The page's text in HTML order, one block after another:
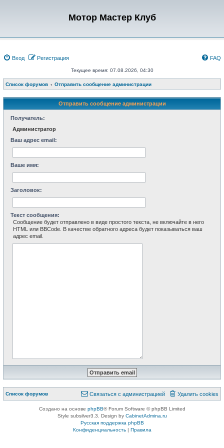
Мотор Мастер Клуб
Вход Регистрация FAQ
Текущее время: 07.08.2026, 04:30
Список форумов Отправить сообщение администрации
Отправить сообщение администрации
Получатель:
Администратор
Ваш адрес email:
Ваше имя:
Заголовок:
Текст сообщения:
Сообщение будет отправлено в виде простого текста, не включайте в него
HTML или BBCode. В качестве обратного адреса будет показываться ваш
адрес email.
Список форумов Удалить cookies
Связаться с администрацией
Создано на основе phpBB® Forum Software © phpBB Limited
Style subsilver3.3. Design by CabinetAdmina.ru
Русская поддержка phpBB
Конфиденциальность| Правила